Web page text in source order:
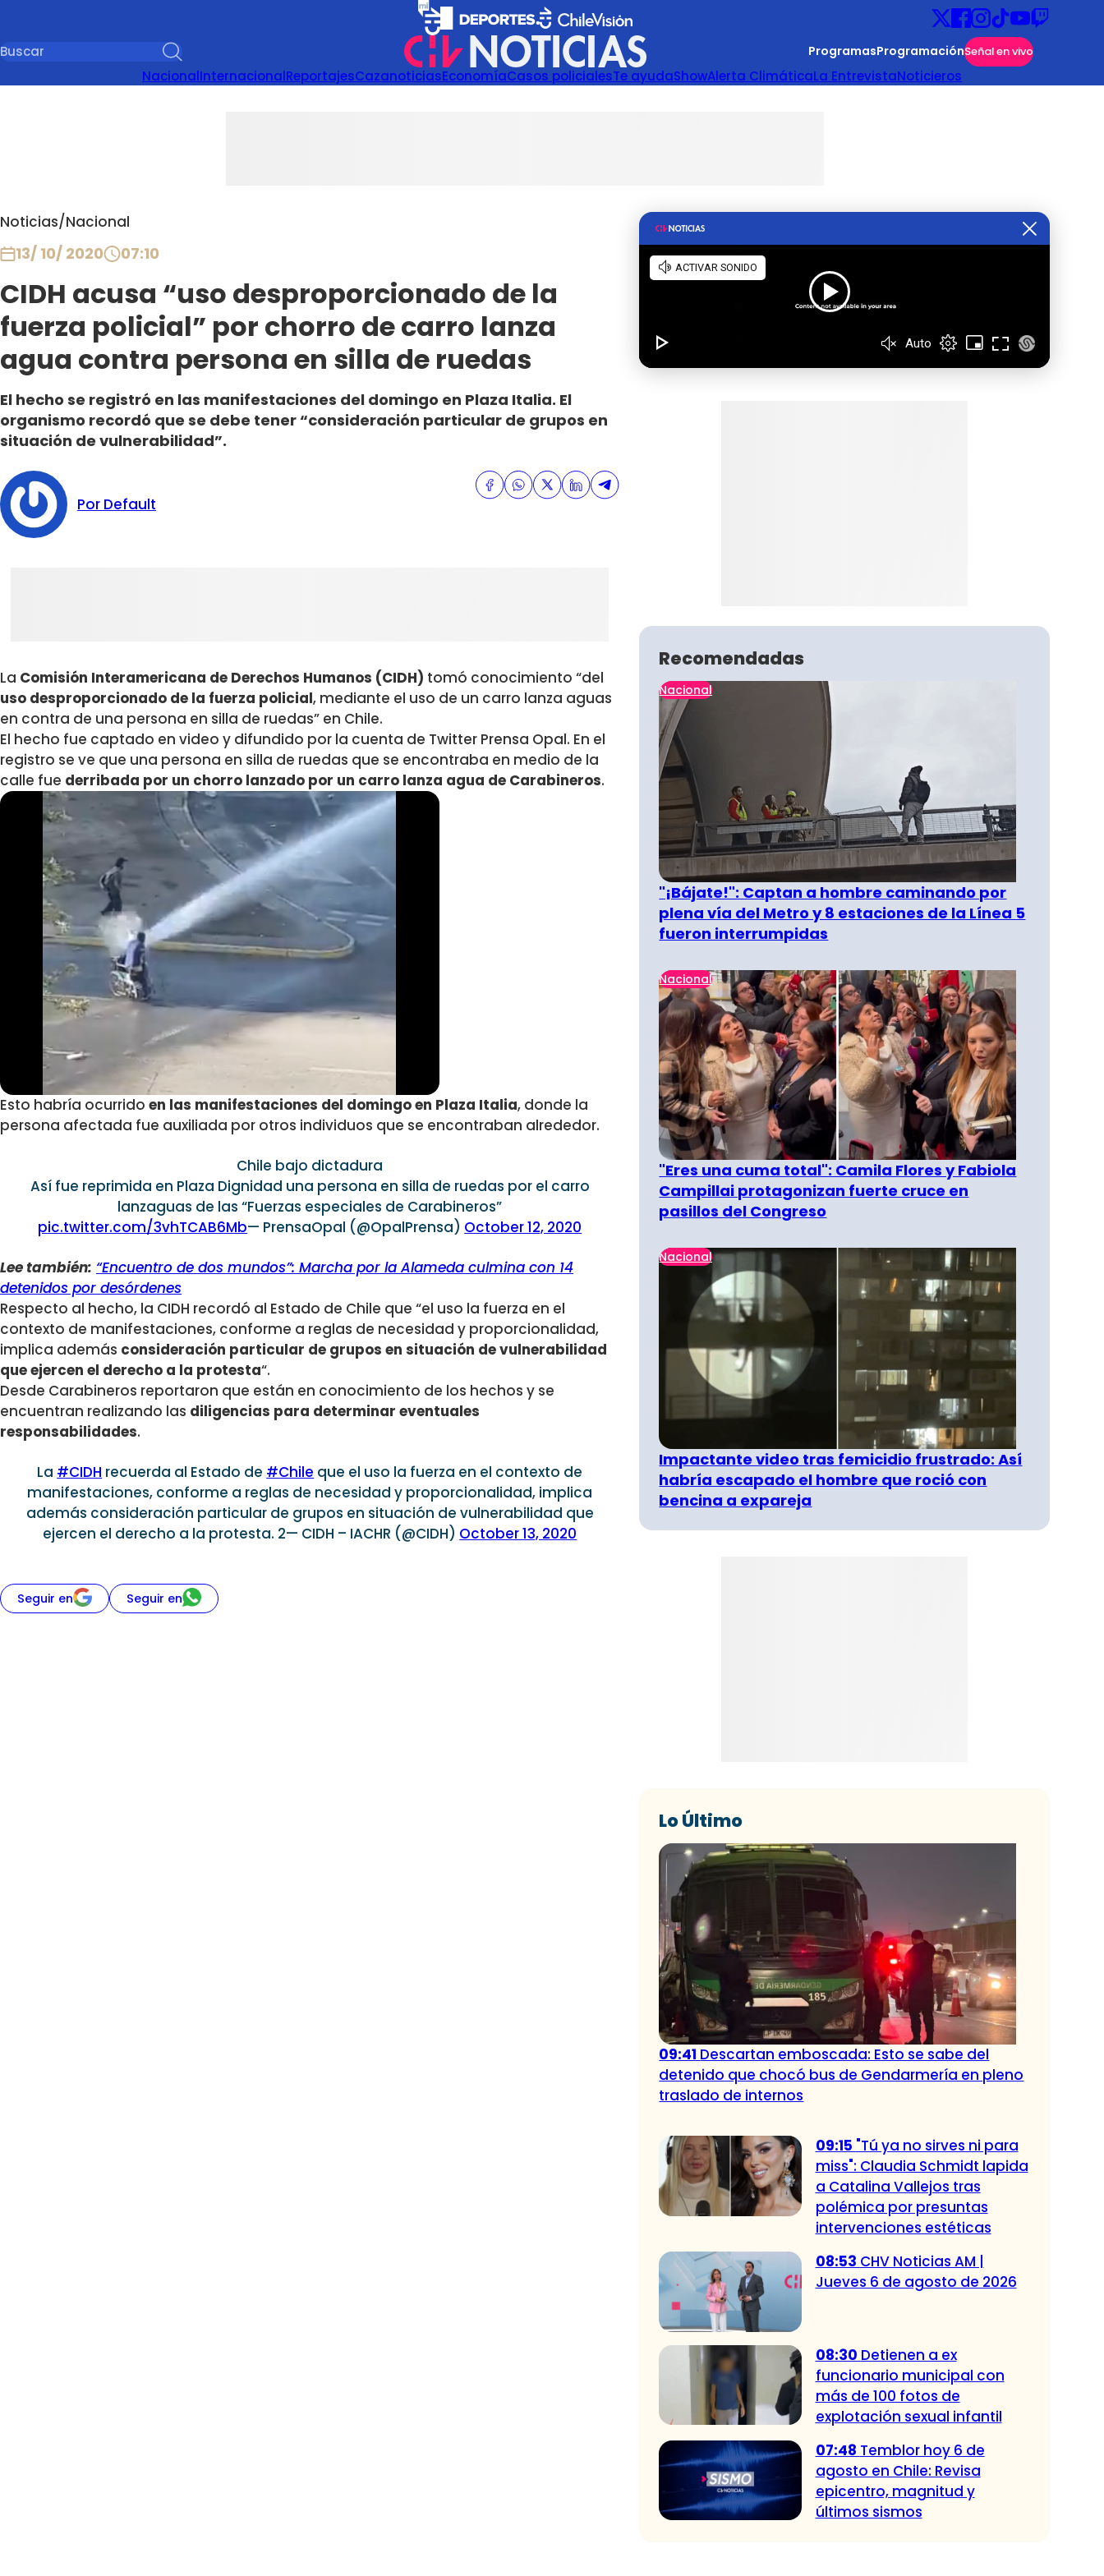
ProgramasProgramaciónSeñal en vivo
NacionalInternacionalReportajesCazanoticiasEconomíaCasos policialesTe ayudaShowAlerta ClimáticaLa EntrevistaNoticieros
Noticias/Nacional
13/ 10/ 2020 07:10
CIDH acusa “uso desproporcionado de la
fuerza policial” por chorro de carro lanza
agua contra persona en silla de ruedas
El hecho se registró en las manifestaciones del domingo en Plaza Italia. El
organismo recordó que se debe tener “consideración particular de grupos en
situación de vulnerabilidad”.
Por Default
La Comisión Interamericana de Derechos Humanos (CIDH) tomó conocimiento “del
uso desproporcionado de la fuerza policial, mediante el uso de un carro lanza aguas
en contra de una persona en silla de ruedas” en Chile.
El hecho fue captado en video y difundido por la cuenta de Twitter Prensa Opal. En el
registro se ve que una persona en silla de ruedas que se encontraba en medio de la
calle fue derribada por un chorro lanzado por un carro lanza agua de Carabineros.
Esto habría ocurrido en las manifestaciones del domingo en Plaza Italia, donde la
persona afectada fue auxiliada por otros individuos que se encontraban alrededor.
Chile bajo dictadura
Así fue reprimida en Plaza Dignidad una persona en silla de ruedas por el carro
lanzaguas de las “Fuerzas especiales de Carabineros”
pic.twitter.com/3vhTCAB6Mb— PrensaOpal (@OpalPrensa) October 12, 2020
Lee también: “Encuentro de dos mundos”: Marcha por la Alameda culmina con 14
detenidos por desórdenes
Respecto al hecho, la CIDH recordó al Estado de Chile que “el uso la fuerza en el
contexto de manifestaciones, conforme a reglas de necesidad y proporcionalidad,
implica además consideración particular de grupos en situación de vulnerabilidad
que ejercen el derecho a la protesta“.
Desde Carabineros reportaron que están en conocimiento de los hechos y se
encuentran realizando las diligencias para determinar eventuales
responsabilidades.
La #CIDH recuerda al Estado de #Chile que el uso la fuerza en el contexto de
manifestaciones, conforme a reglas de necesidad y proporcionalidad, implica
además consideración particular de grupos en situación de vulnerabilidad que
ejercen el derecho a la protesta. 2— CIDH – IACHR (@CIDH) October 13, 2020
Seguir en Seguir en
Recomendadas
Nacional
"¡Bájate!": Captan a hombre caminando por
plena vía del Metro y 8 estaciones de la Línea 5
fueron interrumpidas
Nacional
"Eres una cuma total": Camila Flores y Fabiola
Campillai protagonizan fuerte cruce en
pasillos del Congreso
Nacional
Impactante video tras femicidio frustrado: Así
habría escapado el hombre que roció con
bencina a expareja
Lo Último
09:41 Descartan emboscada: Esto se sabe del
detenido que chocó bus de Gendarmería en pleno
traslado de internos
09:15 "Tú ya no sirves ni para
miss": Claudia Schmidt lapida
a Catalina Vallejos tras
polémica por presuntas
intervenciones estéticas
08:53 CHV Noticias AM |
Jueves 6 de agosto de 2026
08:30 Detienen a ex
funcionario municipal con
más de 100 fotos de
explotación sexual infantil
07:48 Temblor hoy 6 de
agosto en Chile: Revisa
epicentro, magnitud y
últimos sismos